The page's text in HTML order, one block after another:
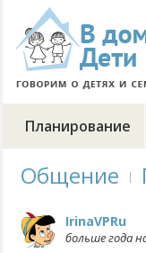
Планирование
Общение
IrinaVPRu
больше года